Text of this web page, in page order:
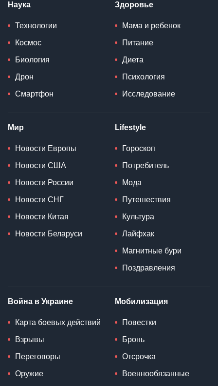
Наука
Технологии
Космос
Биология
Дрон
Смартфон
Здоровье
Мама и ребенок
Питание
Диета
Психология
Исследование
Мир
Новости Европы
Новости США
Новости России
Новости СНГ
Новости Китая
Новости Беларуси
Lifestyle
Гороскоп
Потребитель
Мода
Путешествия
Культура
Лайфхак
Магнитные бури
Поздравления
Война в Украине
Карта боевых действий
Взрывы
Переговоры
Оружие
Мобилизация
Повестки
Бронь
Отсрочка
Военнообязанные